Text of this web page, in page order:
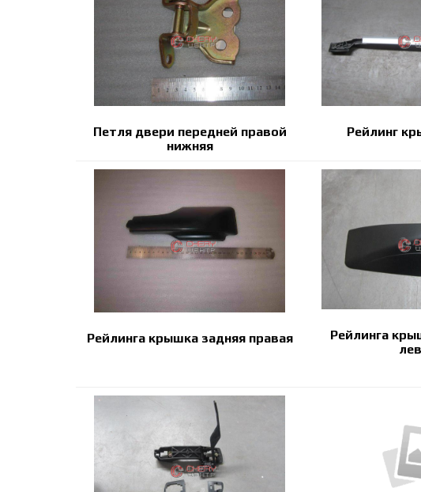
Петля двери передней правой
нижняя
Рейлинг
Рейлинга крышка задняя правая
Рейлинга